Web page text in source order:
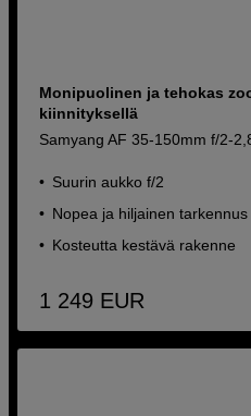
Monipuolinen ja tehokas
kiinnityksellä
Samyang AF 35-150mm f/2-
Suurin aukko f/2
Nopea ja hiljainen tarkennus
Kosteutta kestävä rakenne
1 249 EUR